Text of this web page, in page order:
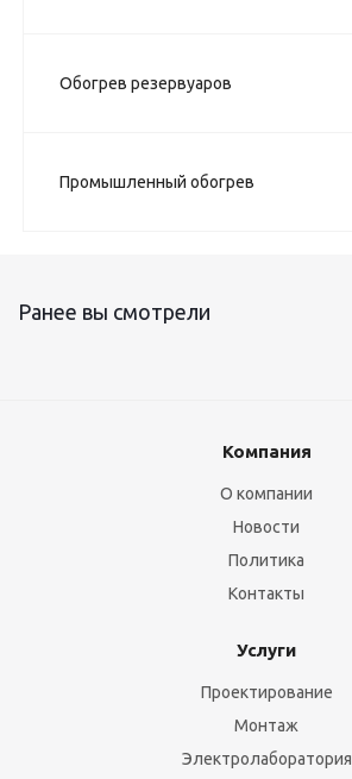
Обогрев резервуаров
Промышленный обогрев
Ранее вы смотрели
Компания
О компании
Новости
Политика
Контакты
Услуги
Проектирование
Монтаж
Электролаборатория